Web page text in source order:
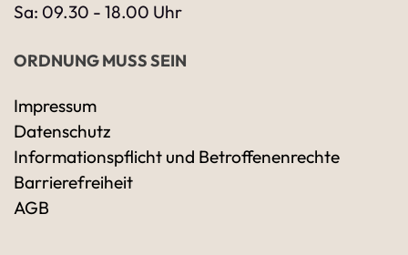
Sa: 09.30 - 18.00 Uhr
ORDNUNG MUSS SEIN
Impressum
Datenschutz
Informationspflicht und Betroffenenrechte
Barrierefreiheit
AGB
Ihre Kontaktdaten
Alle mit Stern gekennzeichneten Felder
Name*